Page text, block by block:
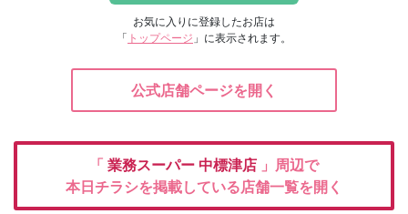
お気に入りに登録したお店は
「 トップページ 」に表示されます。
公式店舗ページを開く
「 業務スーパー 中標津店 」周辺で
本日チラシを掲載している店舗一覧を開く